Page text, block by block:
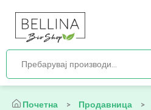
Почетна > Продавница >